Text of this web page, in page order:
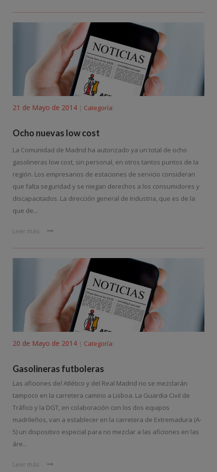
21 de Mayo de 2014 | Categoría:
Ocho nuevas low cost
La Comunidad de Madrid ha autorizado ya un total de ocho
gasolineras low cost, sin personal, en otros tantos puntos de la
región. Los empresarios de estaciones de servicio consideran
que falta seguridad y se niegan derechos a los consumidores y
discapacitados. La dirección general de Industria, que es de la
que de...
Leer más
20 de Mayo de 2014 | Categoría:
Gasolineras futboleras
Las aficiones del Atlético y del Real Madrid no se mezclarán
tampoco en la carretera camino a Lisboa. La Guardia Civil de
Tráfico y la DGT, en colaboración con los dos equipos
madrileños, van a establecer en la carretera de Extremadura (A-
5) un dispositivo especial para no mezclar a las aficiones en las
áre...
Leer más